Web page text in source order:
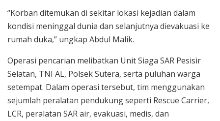
“Korban ditemukan di sekitar lokasi kejadian dalam
kondisi meninggal dunia dan selanjutnya dievakuasi ke
rumah duka,” ungkap Abdul Malik.
Operasi pencarian melibatkan Unit Siaga SAR Pesisir
Selatan, TNI AL, Polsek Sutera, serta puluhan warga
setempat. Dalam operasi tersebut, tim menggunakan
sejumlah peralatan pendukung seperti Rescue Carrier,
LCR, peralatan SAR air, evakuasi, medis, dan